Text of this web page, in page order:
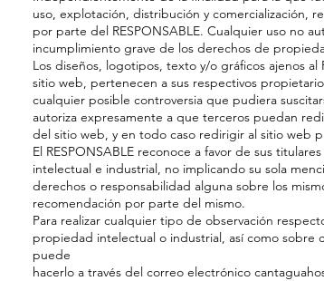
uso, explotación, distribución y comercialización,
por parte del RESPONSABLE. Cualquier uso no
incumplimiento grave de los derechos de
Los diseños, logotipos, texto y/o gráficos ajenos
sitio web, pertenecen a sus respectivos
cualquier posible controversia que pudiera
autoriza expresamente a que terceros puedan
del sitio web, y en todo caso redirigir al sitio web
El RESPONSABLE reconoce a favor de sus
intelectual e industrial, no implicando su sola
derechos o responsabilidad alguna sobre los
recomendación por parte del mismo.
Para realizar cualquier tipo de observación
propiedad intelectual o industrial, así como sobre
puede
hacerlo a través del correo electrónico